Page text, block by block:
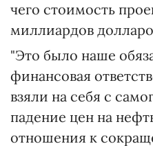
чего стоимость
миллиардов
"Это было наше
финансовая
взяли на себя с
падение цен на
отношения к